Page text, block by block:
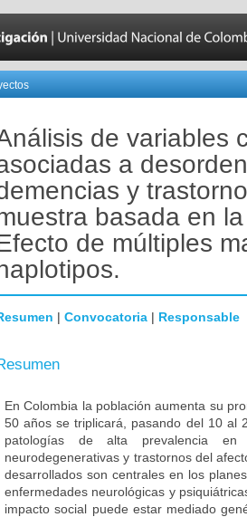
de variables
a
y
basada en
de múltiples
| Convocatoria | Responsable
En Colombia la población aumenta su
50 años se triplicará, pasando del 10 al
patologías de alta prevalencia
neurodegenerativas y trastornos del
desarrollados son centrales en los
enfermedades neurológicas y
impacto social puede estar mediado